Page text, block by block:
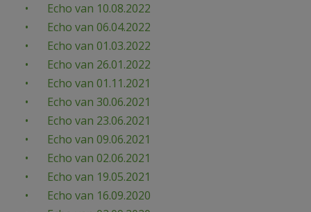
AANMELDEN OF REGISTREREN
Echo van 10.08.2022
Echo van 06.04.2022
Echo van 01.03.2022
Echo van 26.01.2022
Echo van 01.11.2021
Echo van 30.06.2021
Echo van 23.06.2021
Echo van 09.06.2021
Echo van 02.06.2021
Echo van 19.05.2021
Echo van 16.09.2020